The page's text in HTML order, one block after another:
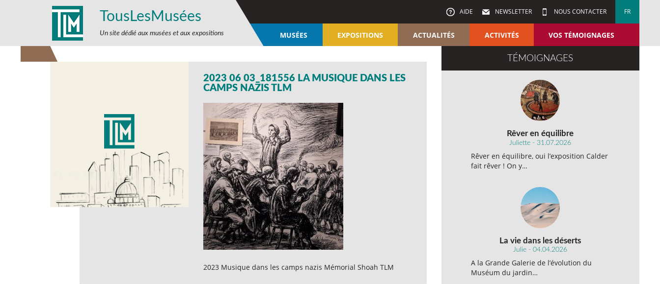
TousLesMusées
Un site dédié aux musées et aux expositions
AIDE NEWSLETTER NOUS CONTACTER FR
MUSÉES EXPOSITIONS ACTUALITÉS ACTIVITÉS VOS TÉMOIGNAGES
2023 06 03_181556 LA MUSIQUE DANS LES
CAMPS NAZIS TLM
2023 Musique dans les camps nazis Mémorial Shoah TLM
TÉMOIGNAGES
Rêver en équilibre
Juliette - 31.07.2026
Rêver en équilibre, oui l’exposition Calder
fait rêver ! On y…
La vie dans les déserts
Julie - 04.04.2026
A la Grande Galerie de l’évolution du
Muséum du jardin…